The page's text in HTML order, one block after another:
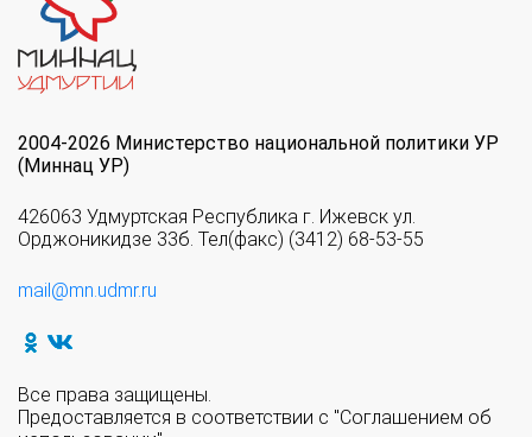
2004-2026 Министерство национальной политики УР
(Миннац УР)
426063 Удмуртская Республика г. Ижевск ул.
Орджоникидзе 33б. Тел(факс) (3412) 68-53-55
mail@mn.udmr.ru
Все права защищены.
Предоставляется в соответствии с "Соглашением об